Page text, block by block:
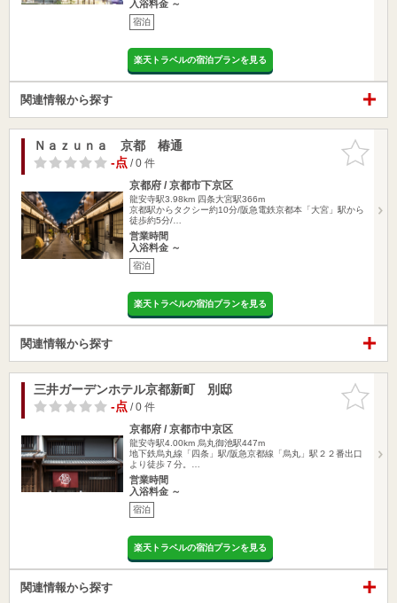
入浴料金 ～
宿泊
楽天トラベルの宿泊プランを見る
関連情報から探す
お気に入
りに追加
Ｎａｚｕｎａ 京都 椿通
-点/ 0 件
京都府 / 京都市下京区
龍安寺駅3.98km 四条大宮駅366m
京都駅からタクシー約10分/阪急電鉄京都本「大宮」駅から
徒歩約5分/…
営業時間
入浴料金 ～
宿泊
楽天トラベルの宿泊プランを見る
関連情報から探す
お気に入
りに追加
三井ガーデンホテル京都新町 別邸
-点/ 0 件
京都府 / 京都市中京区
龍安寺駅4.00km 烏丸御池駅447m
地下鉄烏丸線「四条」駅/阪急京都線「烏丸」駅２２番出口
より徒歩７分。…
営業時間
入浴料金 ～
宿泊
楽天トラベルの宿泊プランを見る
関連情報から探す